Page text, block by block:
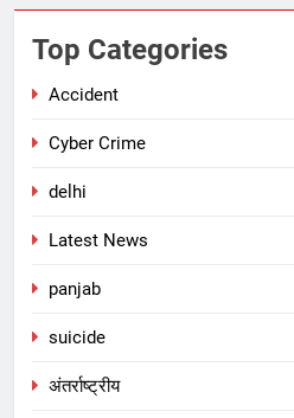
Top Categories
Accident
Cyber Crime
delhi
Latest News
panjab
suicide
अंतर्राष्ट्रीय